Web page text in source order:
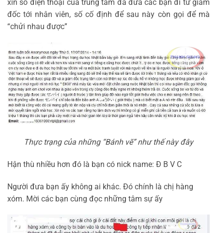
xin số điện thoại của trung tâm đã đưa các bạn đi từ giám
đốc tới nhân viên, số cố định để sau này còn gọi để mà
“chửi nhau được”
Thực trạng của những “Bánh vẽ” như thế này đây
Hận thù nhiều hơn đó là bạn có nick name: Đ B V C
Người đưa bạn ấy không ai khác. Đó chính là chị hàng
xóm. Mời các bạn cùng đọc những tâm sự ấy